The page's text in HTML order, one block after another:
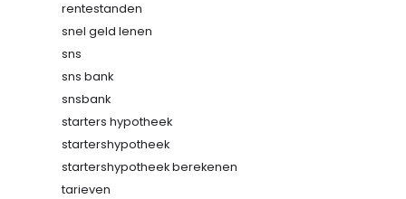
rentestanden
snel geld lenen
sns
sns bank
snsbank
starters hypotheek
startershypotheek
startershypotheek berekenen
tarieven